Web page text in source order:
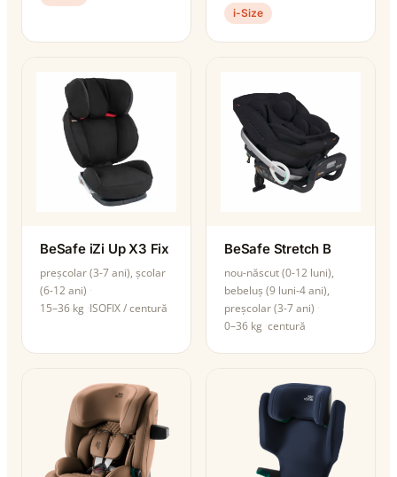
i-Size
BeSafe iZi Up X3 Fix
preșcolar (3-7 ani), școlar
(6-12 ani)
15–36 kg ISOFIX / centură
BeSafe Stretch B
nou-născut (0-12 luni),
bebeluș (9 luni-4 ani),
preșcolar (3-7 ani)
0–36 kg centură